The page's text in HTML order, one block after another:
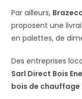
Par ailleurs,
proposent une
en palettes, de
Des entreprises
Sarl Direct Bois
bois de